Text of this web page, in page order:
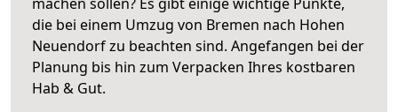
die bei einem Umzug von Bremen nach Hohen
Neuendorf zu beachten sind. Angefangen bei der
Planung bis hin zum Verpacken Ihres kostbaren
Hab & Gut.